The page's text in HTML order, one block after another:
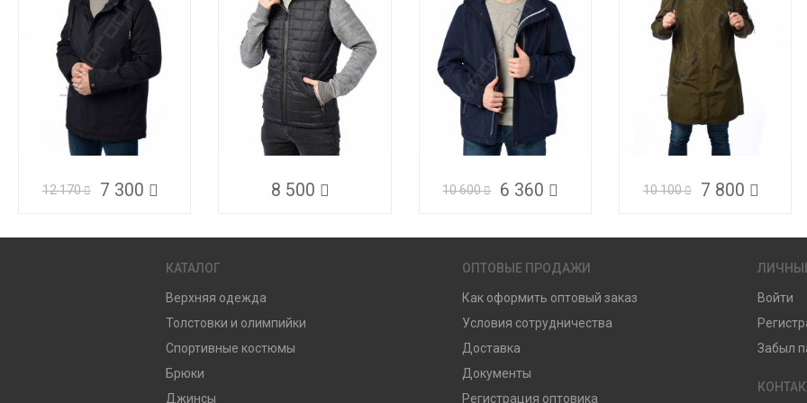
12 170 7 300 8 500 10 600 6 360 10 100 7 800
КАТАЛОГ
Верхняя одежда
Толстовки и олимпийки
Спортивные костюмы
Брюки
Джинсы
ОПТОВЫЕ ПРОДАЖИ
Как оформить оптовый заказ
Условия сотрудничества
Доставка
Документы
Регистрация оптовика
Войти
Забыл